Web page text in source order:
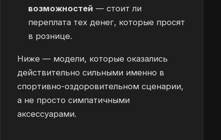
возможностей — стоит ли
переплата тех денег, которые просят
в рознице.
Ниже — модели, которые оказались
действительно сильными именно в
спортивно-оздоровительном сценарии,
а не просто симпатичными
аксессуарами.